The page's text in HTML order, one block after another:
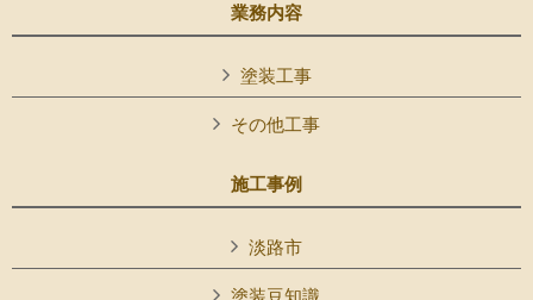
業務内容
塗装工事
その他工事
施工事例
淡路市
塗装豆知識